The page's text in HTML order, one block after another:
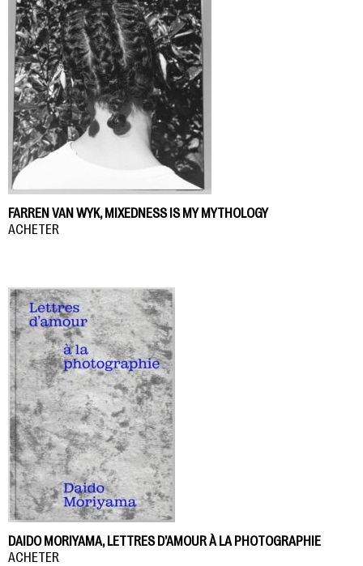
FARREN VAN WYK, MIXEDNESS IS MY MYTHOLOGY
ACHETER
DAIDO MORIYAMA, LETTRES D’AMOUR À LA PHOTOGRAPHIE
ACHETER